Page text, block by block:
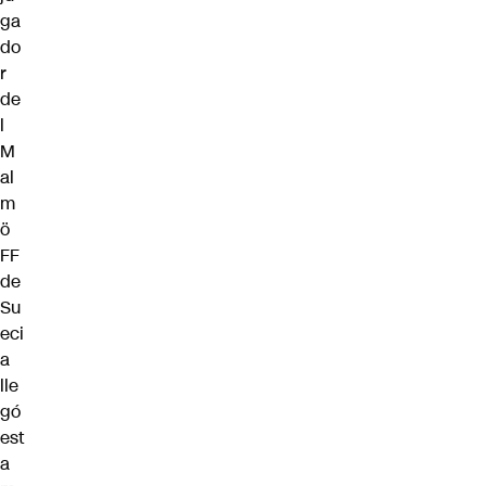
ga
do
r
de
l
M
al
m
ö
FF
de
Su
eci
a
lle
gó
est
a